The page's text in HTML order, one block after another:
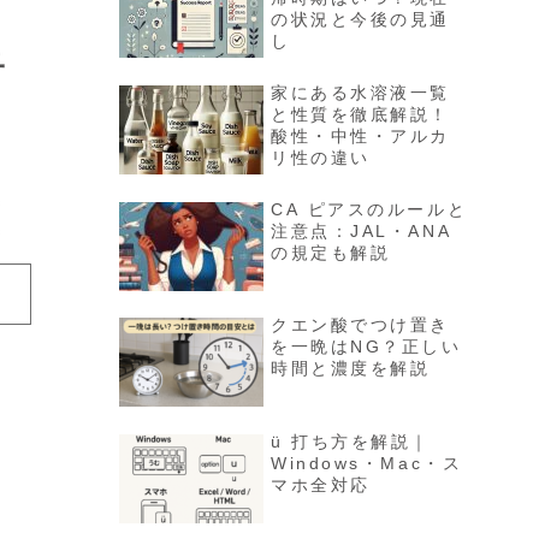
の状況と今後の見通
し
家にある水溶液一覧
と性質を徹底解説！
酸性・中性・アルカ
リ性の違い
CA ピアスのルールと
注意点：JAL・ANA
の規定も解説
クエン酸でつけ置き
を一晩はNG？正しい
時間と濃度を解説
ü 打ち方を解説｜
Windows・Mac・ス
マホ全対応